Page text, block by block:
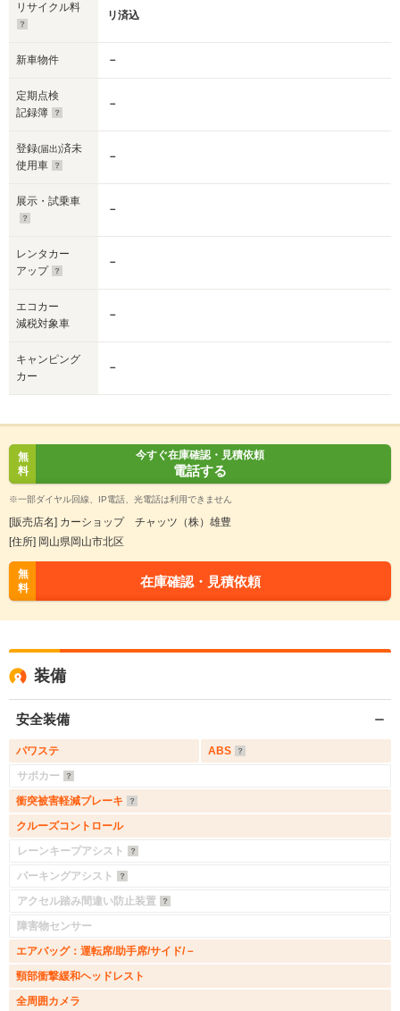
リサイクル料
リ済込
新車物件 －
定期点検
記録簿
－
登録(届出)済未
使用車
－
展示・試乗車
－
レンタカー
アップ
－
エコカー
減税対象車
－
キャンピング
カー
－
無
料
今すぐ在庫確認・見積依頼
電話する
※一部ダイヤル回線、IP電話、光電話は利用できません
[販売店名] カーショップ チャッツ（株）雄豊
[住所] 岡山県岡山市北区
無
料
在庫確認・見積依頼
装備
安全装備
パワステ
ABS
サポカー
衝突被害軽減ブレーキ
クルーズコントロール
レーンキープアシスト
パーキングアシスト
アクセル踏み間違い防止装置
障害物センサー
エアバッグ：運転席/助手席/サイド/－
頸部衝撃緩和ヘッドレスト
全周囲カメラ